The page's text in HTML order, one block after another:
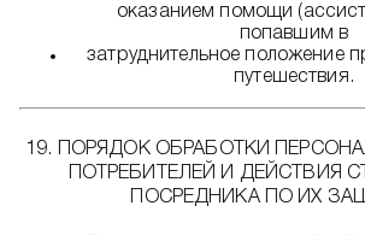
оказанием помощи
попавшим в
затруднительное положение
путешествия.
19. ПОРЯДОК ОБРАБОТКИ
ПОТРЕБИТЕЛЕЙ И ДЕЙСТВИЯ
ПОСРЕДНИКА ПО ИХ